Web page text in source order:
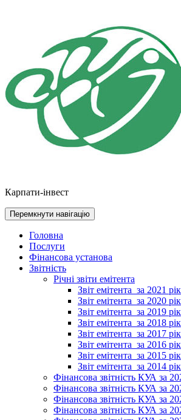
Карпати-інвест
Перемкнути навігацію
Головна
Послуги
Фінансова установа
Звітність
Річні звіти емітента
Звіт емітента_за 2021 рік
Звіт емітента_за 2020 рік
Звіт емітента_за 2019 рік
Звіт емітента_за 2018 рік
Звіт емітента_за 2017 рік
Звіт емітента_за 2016 рік
Звіт емітента_за 2015 рік
Звіт емітента_за 2014 рік
Фінансова звітність КУА за
Фінансова звітність КУА за
Фінансова звітність КУА за
Фінансова звітність КУА за